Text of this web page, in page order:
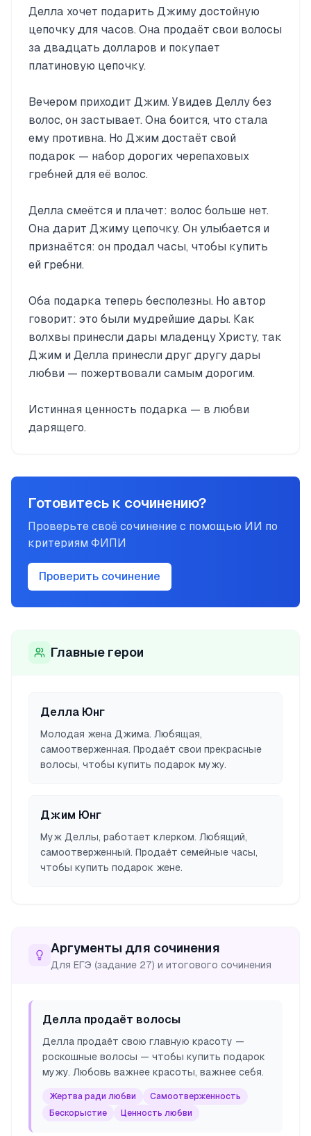
Делла хочет подарить Джиму достойную
цепочку для часов. Она продаёт свои волосы
за двадцать долларов и покупает
платиновую цепочку.
Вечером приходит Джим. Увидев Деллу без
волос, он застывает. Она боится, что стала
ему противна. Но Джим достаёт свой
подарок — набор дорогих черепаховых
гребней для её волос.
Делла смеётся и плачет: волос больше нет.
Она дарит Джиму цепочку. Он улыбается и
признаётся: он продал часы, чтобы купить
ей гребни.
Оба подарка теперь бесполезны. Но автор
говорит: это были мудрейшие дары. Как
волхвы принесли дары младенцу Христу, так
Джим и Делла принесли друг другу дары
любви — пожертвовали самым дорогим.
Истинная ценность подарка — в любви
дарящего.
Готовитесь к сочинению?
Проверьте своё сочинение с помощью ИИ по
критериям ФИПИ
Проверить сочинение
Главные герои
Делла Юнг
Молодая жена Джима. Любящая,
самоотверженная. Продаёт свои прекрасные
волосы, чтобы купить подарок мужу.
Джим Юнг
Муж Деллы, работает клерком. Любящий,
самоотверженный. Продаёт семейные часы,
чтобы купить подарок жене.
Аргументы для сочинения
Для ЕГЭ (задание 27) и итогового сочинения
Делла продаёт волосы
Делла продаёт свою главную красоту —
роскошные волосы — чтобы купить подарок
мужу. Любовь важнее красоты, важнее себя.
Жертва ради любви
Самоотверженность
Бескорыстие
Ценность любви